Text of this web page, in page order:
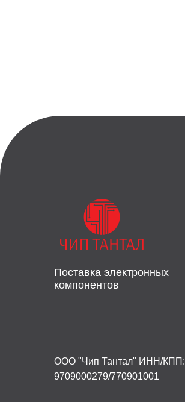
Поставка электронных
компонентов
ООО "Чип Тантал" ИНН/КПП:
9709000279/770901001